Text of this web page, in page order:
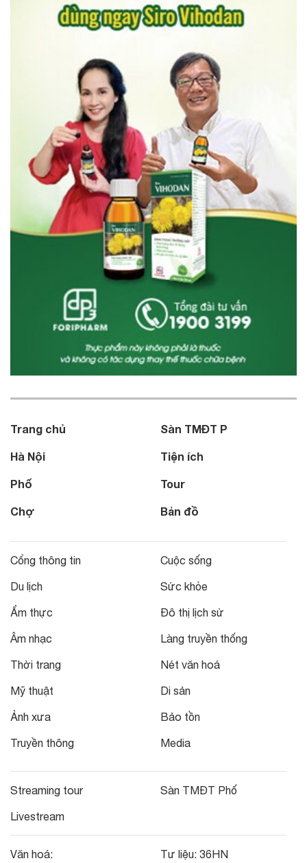
Trang chủ
Hà Nội
Phố
Chợ
Sàn TMĐT P
Tiện ích
Tour
Bản đồ
Cổng thông tin
Du lịch
Ẩm thực
Âm nhạc
Thời trang
Mỹ thuật
Ảnh xưa
Truyền thông
Cuộc sống
Sức khỏe
Đô thị lịch sử
Làng truyền thống
Nét văn hoá
Di sản
Bảo tồn
Media
Streaming tour
Livestream
Sàn TMĐT Phố
Văn hoá:
Tư liệu: 36HN